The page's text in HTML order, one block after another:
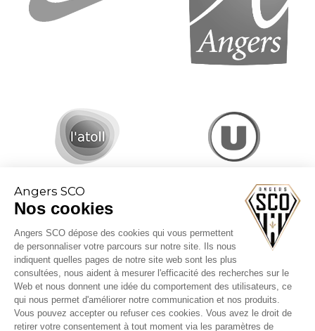
Angers SCO
Nos cookies
Angers SCO dépose des cookies qui vous permettent
de personnaliser votre parcours sur notre site. Ils nous
indiquent quelles pages de notre site web sont les plus
consultées, nous aident à mesurer l'efficacité des recherches sur le
Web et nous donnent une idée du comportement des utilisateurs, ce
qui nous permet d'améliorer notre communication et nos produits.
Vous pouvez accepter ou refuser ces cookies. Vous avez le droit de
retirer votre consentement à tout moment via les paramètres de
CGV billetterie
Mentions légales
Politique cookies